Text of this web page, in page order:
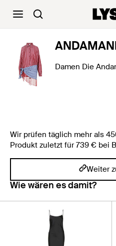
Damen Die
Wir prüfen täglich mehr als
Produkt zuletzt für 739 € bei
Weiter
Wie wären es damit?